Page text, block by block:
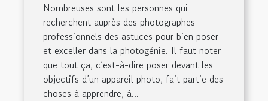
Nombreuses sont les personnes qui
recherchent auprès des photographes
professionnels des astuces pour bien poser
et exceller dans la photogénie. Il faut noter
que tout ça, c’est-à-dire poser devant les
objectifs d’un appareil photo, fait partie des
choses à apprendre, à...